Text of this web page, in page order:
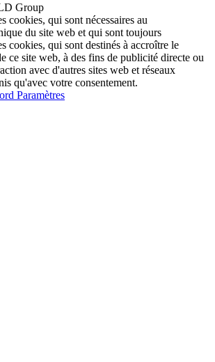
Group
cookies, qui sont nécessaires au
du site web et qui sont toujours
cookies, qui sont destinés à accroître le
ce site web, à des fins de publicité directe ou
avec d'autres sites web et réseaux
qu'avec votre consentement.
Paramètres